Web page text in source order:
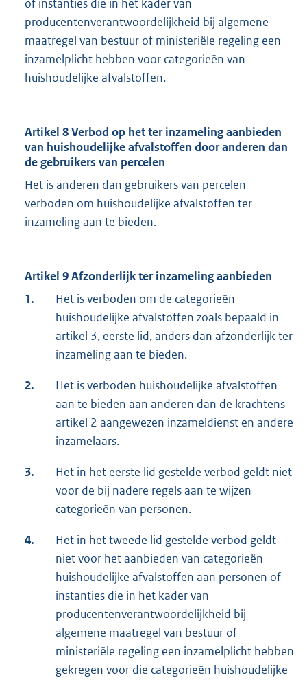
of instanties die in het kader van
producentenverantwoordelijkheid bij algemene
maatregel van bestuur of ministeriële regeling een
inzamelplicht hebben voor categorieën van
huishoudelijke afvalstoffen.
Artikel 8 Verbod op het ter inzameling aanbieden
van huishoudelijke afvalstoffen door anderen dan
de gebruikers van percelen
Het is anderen dan gebruikers van percelen
verboden om huishoudelijke afvalstoffen ter
inzameling aan te bieden.
Artikel 9 Afzonderlijk ter inzameling aanbieden
1.
Het is verboden om de categorieën
huishoudelijke afvalstoffen zoals bepaald in
artikel 3, eerste lid, anders dan afzonderlijk ter
inzameling aan te bieden.
2.
Het is verboden huishoudelijke afvalstoffen
aan te bieden aan anderen dan de krachtens
artikel 2 aangewezen inzameldienst en andere
inzamelaars.
3.
Het in het eerste lid gestelde verbod geldt niet
voor de bij nadere regels aan te wijzen
categorieën van personen.
4.
Het in het tweede lid gestelde verbod geldt
niet voor het aanbieden van categorieën
huishoudelijke afvalstoffen aan personen of
instanties die in het kader van
producentenverantwoordelijkheid bij
algemene maatregel van bestuur of
ministeriële regeling een inzamelplicht hebben
gekregen voor die categorieën huishoudelijke